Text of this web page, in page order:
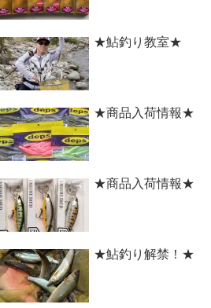
★鮎釣り教室★
★商品入荷情報★
★商品入荷情報★
★鮎釣り解禁！★